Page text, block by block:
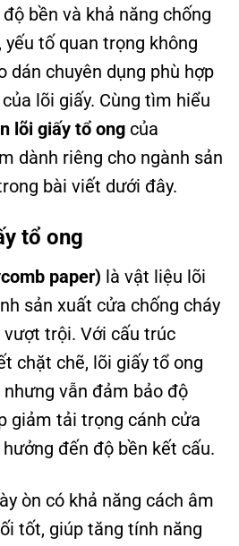
bền và khả năng chống
yếu tố quan trọng không
dán chuyên dụng phù hợp
lõi giấy. Cùng tìm hiểu
lõi giấy tổ ong của
dành riêng cho ngành sản
bài viết dưới đây.
tổ ong
paper) là vật liệu lõi
sản xuất cửa chống cháy
trội. Với cấu trúc
chặt chẽ, lõi giấy tổ ong
vẫn đảm bảo độ
giảm tải trọng cánh cửa
đến độ bền kết cấu.
òn có khả năng cách âm
tốt, giúp tăng tính năng